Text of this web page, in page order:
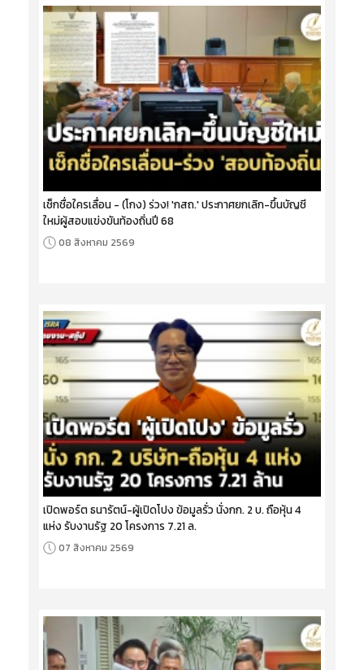
เช็กชื่อใครเลื่อน - (โกง) ร่วง! 'กสถ.' ประกาศยกเลิก-ขึ้นบัญชี
ใหม่ผู้สอบแข่งขันท้องถิ่นปี 68
08 สิงหาคม 2569
เปิดพอร์ต ธนารัตน์-ผู้เปิดโปง ข้อมูลรั่ว นั่งกก. 2 บ. ถือหุ้น 4
แห่ง รับงานรัฐ 20 โครงการ 7.21 ล.
07 สิงหาคม 2569